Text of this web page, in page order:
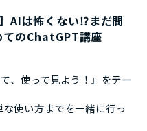
】AIは怖くない⁉まだ間
てのChatGPT講座
、使って見よう！』をテー
使い方までを一緒に行っ